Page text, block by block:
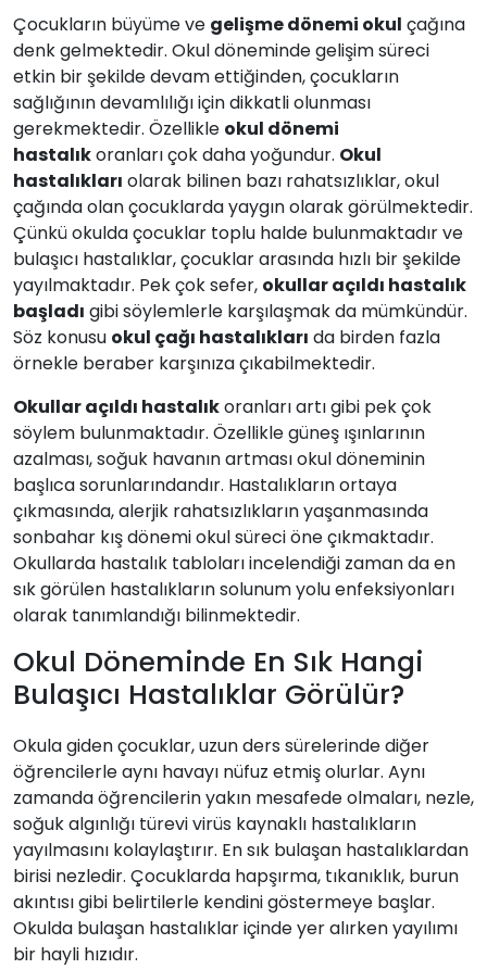
Çocukların büyüme ve gelişme dönemi okul çağına
denk gelmektedir. Okul döneminde gelişim süreci
etkin bir şekilde devam ettiğinden, çocukların
sağlığının devamlılığı için dikkatli olunması
gerekmektedir. Özellikle okul dönemi
hastalıkoranları çok daha yoğundur. Okul
hastalıkları olarak bilinen bazı rahatsızlıklar, okul
çağında olan çocuklarda yaygın olarak görülmektedir.
Çünkü okulda çocuklar toplu halde bulunmaktadır ve
bulaşıcı hastalıklar, çocuklar arasında hızlı bir şekilde
yayılmaktadır. Pek çok sefer, okullar açıldı hastalık
başladı gibi söylemlerle karşılaşmak da mümkündür.
Söz konusu okul çağı hastalıkları da birden fazla
örnekle beraber karşınıza çıkabilmektedir.
Okullar açıldı hastalıkoranları artı gibi pek çok
söylem bulunmaktadır. Özellikle güneş ışınlarının
azalması, soğuk havanın artması okul döneminin
başlıca sorunlarındandır. Hastalıkların ortaya
çıkmasında, alerjik rahatsızlıkların yaşanmasında
sonbahar kış dönemi okul süreci öne çıkmaktadır.
Okullarda hastalık tabloları incelendiği zaman da en
sık görülen hastalıkların solunum yolu enfeksiyonları
olarak tanımlandığı bilinmektedir.
Okul Döneminde En Sık Hangi
Bulaşıcı Hastalıklar Görülür?
Okula giden çocuklar, uzun ders sürelerinde diğer
öğrencilerle aynı havayı nüfuz etmiş olurlar. Aynı
zamanda öğrencilerin yakın mesafede olmaları, nezle,
soğuk algınlığı türevi virüs kaynaklı hastalıkların
yayılmasını kolaylaştırır. En sık bulaşan hastalıklardan
birisi nezledir. Çocuklarda hapşırma, tıkanıklık, burun
akıntısı gibi belirtilerle kendini göstermeye başlar.
Okulda bulaşan hastalıklar içinde yer alırken yayılımı
bir hayli hızıdır.